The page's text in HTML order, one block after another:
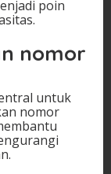
poin
nomor
untuk
nomor